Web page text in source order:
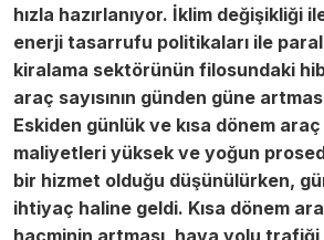
hızla hazırlanıyor. İklim değişikliği
enerji tasarrufu politikaları ile
kiralama sektörünün filosundaki
araç sayısının günden güne
Eskiden günlük ve kısa dönem
maliyetleri yüksek ve yoğun
bir hizmet olduğu düşünülürken,
ihtiyaç haline geldi. Kısa dönem